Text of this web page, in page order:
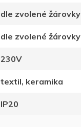
dle zvolené žárovky
dle zvolené žárovky
230V
textil, keramika
IP20